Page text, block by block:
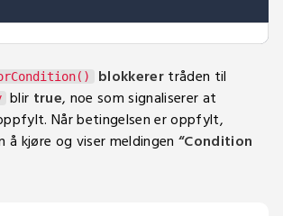
blokkerertråden til
blir true, noe som signaliserer at
Når betingelsen er oppfylt,
kjøre og viser meldingen “Condition